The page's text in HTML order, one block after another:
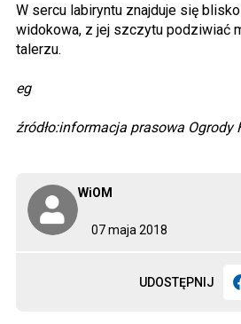
07 maja 2018
WiOM
UDOSTĘPNIJ
W sercu labiryntu znajduje się
widokowa, z jej szczytu podziwiać
talerzu.
eg
źródło:informacja prasowa Ogrody